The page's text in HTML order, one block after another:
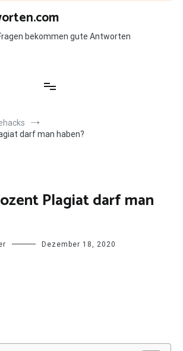
bekommen gute Antworten
darf man haben?
Plagiat darf man
Dezember 18, 2020